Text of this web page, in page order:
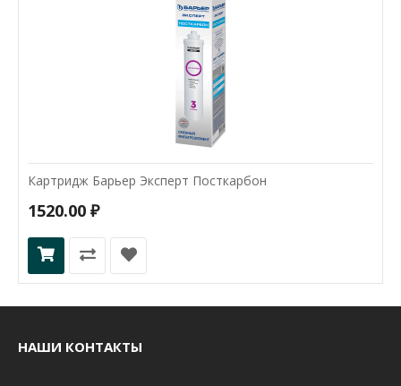
Картридж Барьер Эксперт Посткарбон
1520.00 ₽
НАШИ КОНТАКТЫ